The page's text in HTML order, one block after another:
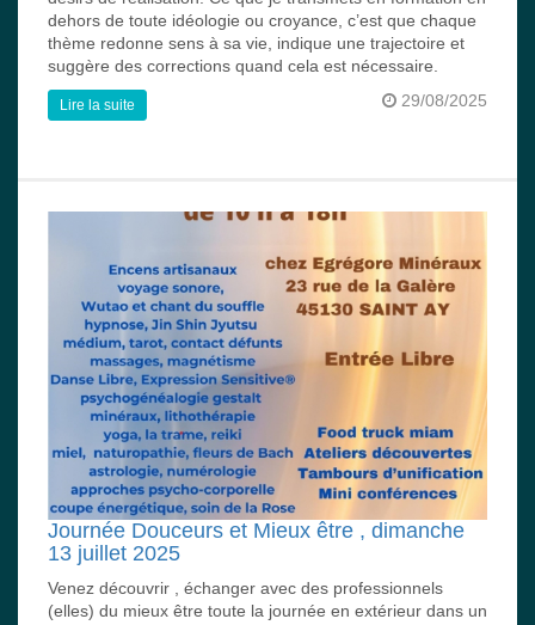
dehors de toute idéologie ou croyance, c’est que chaque
thème redonne sens à sa vie, indique une trajectoire et
suggère des corrections quand cela est nécessaire.
29/08/2025
Lire la suite
Journée Douceurs et Mieux être , dimanche
13 juillet 2025
Venez découvrir , échanger avec des professionnels
(elles) du mieux être toute la journée en extérieur dans un